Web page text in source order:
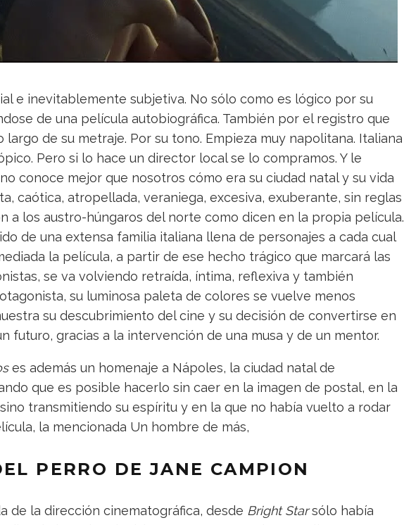
e inevitablemente subjetiva. No sólo como es lógico por su
de una película autobiográfica. También por el registro que
largo de su metraje. Por su tono. Empieza muy napolitana. Italiana
Pero si lo hace un director local se lo compramos. Y le
conoce mejor que nosotros cómo era su ciudad natal y su vida
caótica, atropellada, veraniega, excesiva, exuberante, sin reglas
a los austro-húngaros del norte como dicen en la propia película.
de una extensa familia italiana llena de personajes a cada cual
la película, a partir de ese hecho trágico que marcará las
se va volviendo retraída, íntima, reflexiva y también
su luminosa paleta de colores se vuelve menos
su descubrimiento del cine y su decisión de convertirse en
futuro, gracias a la intervención de una musa y de un mentor.
es además un homenaje a Nápoles, la ciudad natal de
que es posible hacerlo sin caer en la imagen de postal, en la
transmitiendo su espíritu y en la que no había vuelto a rodar
la mencionada Un hombre de más,
PERRO DE JANE CAMPION
de la dirección cinematográfica, desde Bright Starsólo había